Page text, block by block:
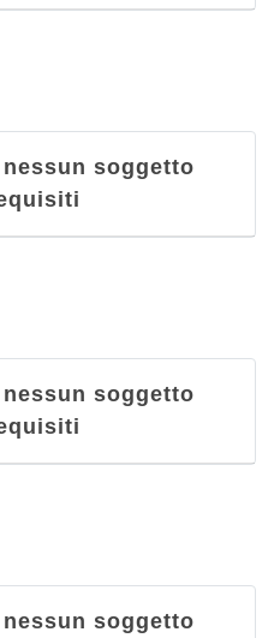
soggetto
soggetto
soggetto